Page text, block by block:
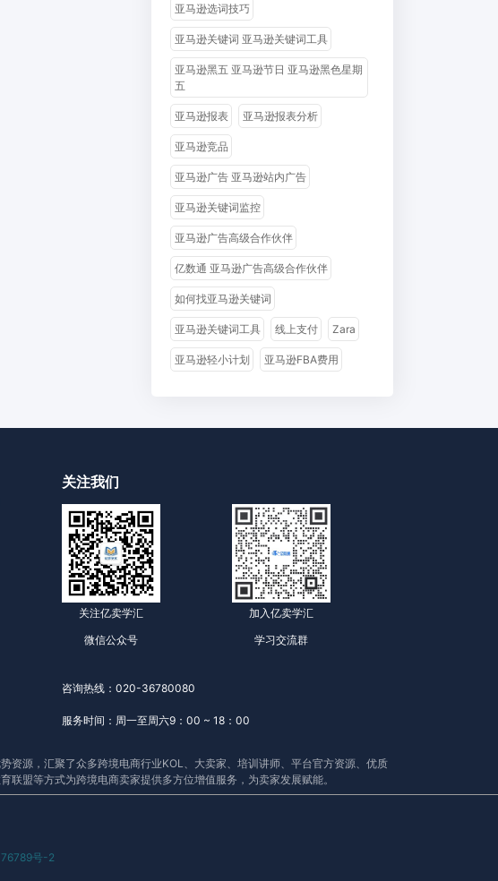
亚马逊选词技巧
亚马逊关键词 亚马逊关键词工具
亚马逊黑五 亚马逊节日 亚马逊黑色星期
五
亚马逊报表 亚马逊报表分析
亚马逊竞品
亚马逊广告 亚马逊站内广告
亚马逊关键词监控
亚马逊广告高级合作伙伴
亿数通 亚马逊广告高级合作伙伴
如何找亚马逊关键词
亚马逊关键词工具 线上支付 Zara
亚马逊轻小计划 亚马逊FBA费用
关注我们
关注亿卖学汇
微信公众号
加入亿卖学汇
学习交流群
咨询热线：020-36780080
服务时间：周一至周六9：00 ~ 18：00
资源，汇聚了众多跨境电商行业KOL、大卖家、培训讲师、平台官方资源、优质
盟等方式为跨境电商卖家提供多方位增值服务，为卖家发展赋能。
号-2